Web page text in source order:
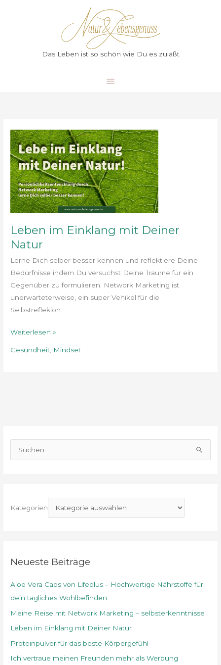
Das Leben ist so schön wie Du es zuläßt
Hauptmenü
Leben im Einklang mit Deiner
Natur
Lerne Dich selber besser kennen und reflektiere Deine
Bedürfnisse indem Du versuchst Deine Träume für ein
Gegenüber zu formulieren. Network Marketing ist
unerwarteterweise, ein super Vehikel für die
Selbstreflekion.
Leben
im
Einklang
mit
Deiner
Natur
Weiterlesen »
Gesundheit Mindset
e
c
:
Kategorien
Neueste Beiträge
Aloe Vera Caps von Lifeplus – Hochwertige Nährstoffe für
dein tägliches Wohlbefinden
Meine Reise mit Network Marketing – selbsterkenntnisse
Leben im Einklang mit Deiner Natur
Proteinpulver für das beste Körpergefühl
Ich vertraue meinen Freunden mehr als Werbung